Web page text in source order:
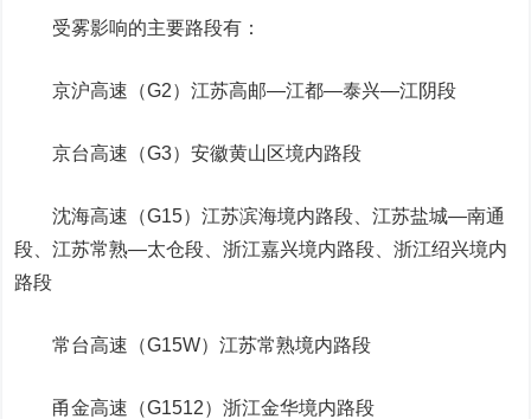
受雾影响的主要路段有：
京沪高速（G2）江苏高邮—江都—泰兴—江阴段
京台高速（G3）安徽黄山区境内路段
沈海高速（G15）江苏滨海境内路段、江苏盐城—南通
段、江苏常熟—太仓段、浙江嘉兴境内路段、浙江绍兴境内
路段
常台高速（G15W）江苏常熟境内路段
甬金高速（G1512）浙江金华境内路段